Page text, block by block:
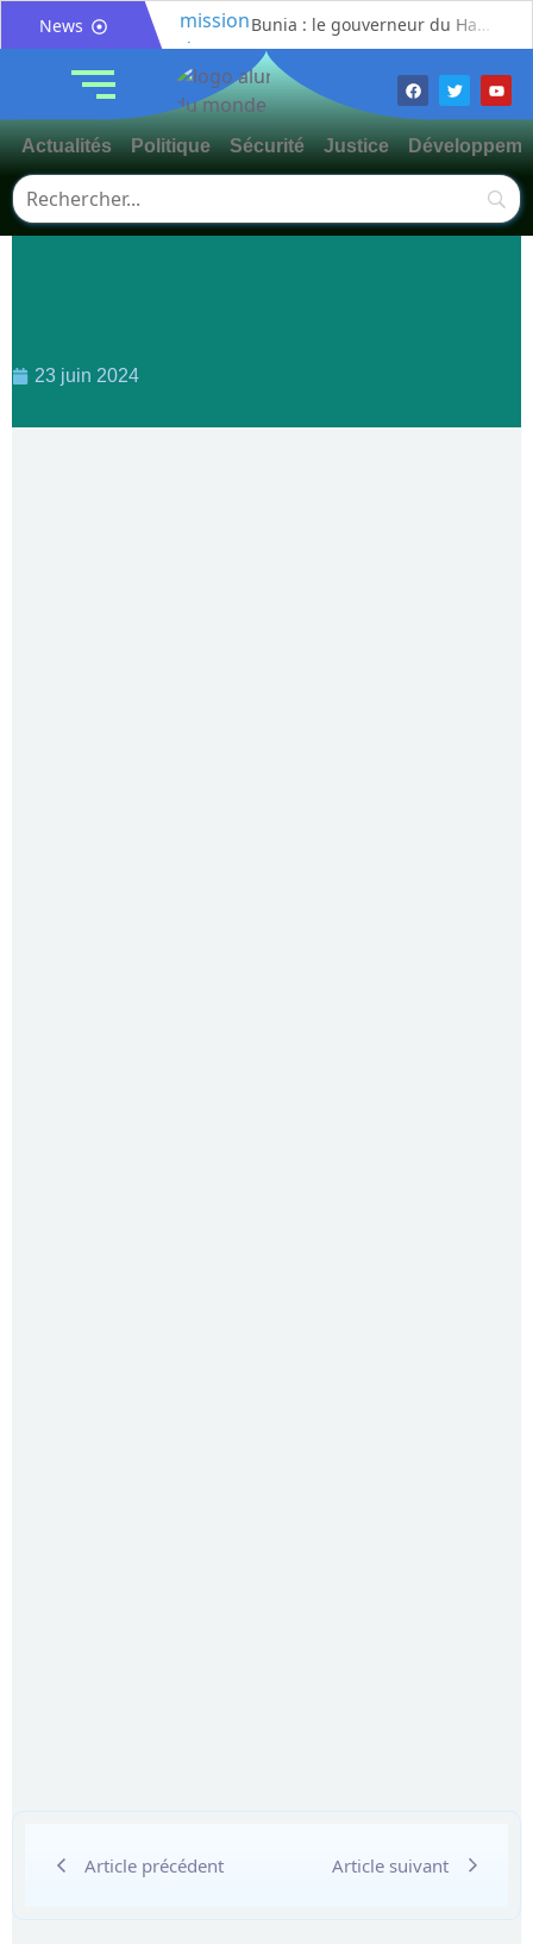
News
Bunia : le gouverneur du Haut-Uélé, Jean Bakomito Gambu, en mission de travail pour renforcer la coordination sécuritaire et sanitaire avec l’Ituri
Bunia : l’AIDAC-ASBL organise une prière d’action de grâce en l’honneur des finalistes musulmans admis à l’Examen d’État édition 2026
Ituri : un centre de traitement Ebola de plus de 100 lits ouvre ses portes pour renforcer la riposte
Ituri / Riposte contre Ebola : World Vision forme 50 leaders religieux à Bunia pour transformer la foi en actions contre Ebola
Djugu : l’ASADS et ALCAM sensibilisent près de 300 déplacés de Plaine Savo sur la protection des enfants et la cohésion sociale
Actualités Politique Sécurité Justice
23 juin 2024
Article précédent Article suivant